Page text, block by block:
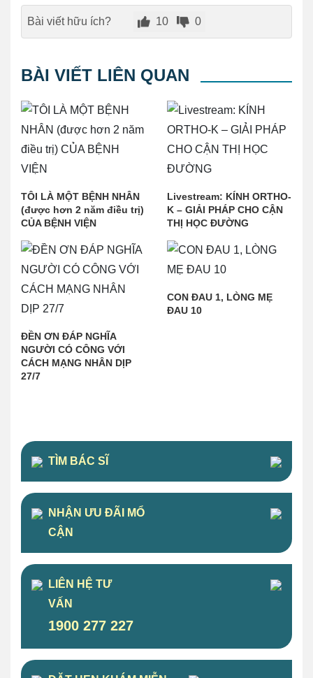
Bài viết hữu ích? 10 0
BÀI VIẾT LIÊN QUAN
TÔI LÀ MỘT BỆNH NHÂN
(được hơn 2 năm điều trị)
CỦA BỆNH VIỆN
Livestream: KÍNH ORTHO-
K – GIẢI PHÁP CHO CẬN
THỊ HỌC ĐƯỜNG
ĐỀN ƠN ĐÁP NGHĨA
NGƯỜI CÓ CÔNG VỚI
CÁCH MẠNG NHÂN DỊP
27/7
CON ĐAU 1, LÒNG MẸ
ĐAU 10
TÌM BÁC SĨ
NHẬN ƯU ĐÃI MỔ
CẬN
LIÊN HỆ TƯ
VẤN
1900 277 227